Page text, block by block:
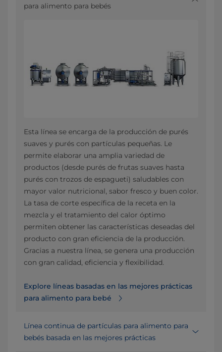
para alimento para bebés
Esta línea se encarga de la producción de purés
suaves y purés con partículas pequeñas. Le
permite elaborar una amplia variedad de
productos (desde purés de frutas suaves hasta
purés con trozos de espagueti) saludables con
mayor valor nutricional, sabor fresco y buen color.
La tasa de corte específica de la receta en la
mezcla y el tratamiento del calor óptimo
permiten obtener las características deseadas del
producto con gran eficiencia de la producción.
Gracias a nuestra línea, se genera una producción
con gran calidad, eficiencia y flexibilidad.
Explore líneas basadas en las mejores prácticas
para alimento para bebé
Línea continua de partículas para alimento para
bebés basada en las mejores prácticas